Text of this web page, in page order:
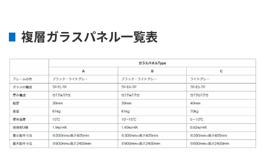
複層ガラスパネル一覧表